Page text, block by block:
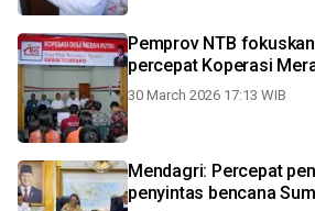
Pemprov NTB
percepat Koperasi
30 March 2026 17:13 WIB
Mendagri: Percepat
penyintas bencana